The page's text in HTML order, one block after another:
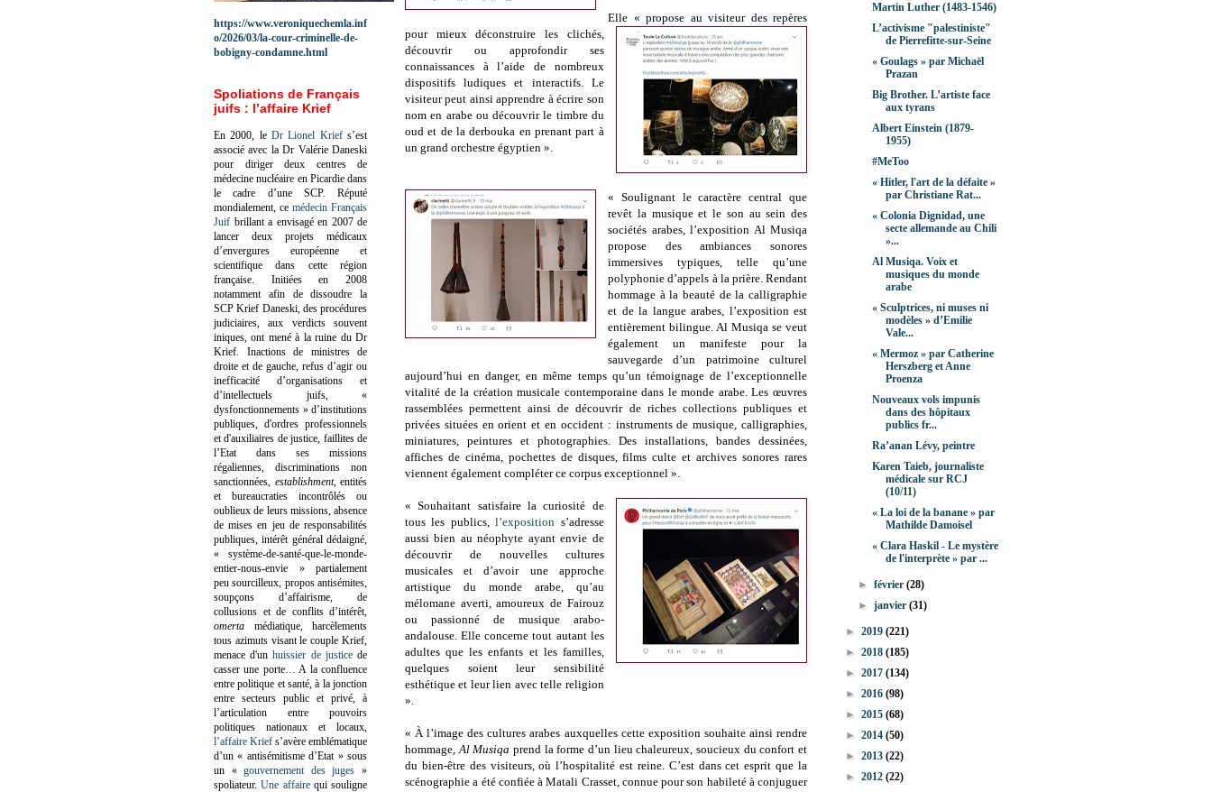
Elle « propose au visiteur des repères
pour mieux déconstruire les clichés,
découvrir ou approfondir ses
connaissances à l’aide de nombreux
dispositifs ludiques et interactifs. Le
visiteur peut ainsi apprendre à écrire son
nom en arabe ou découvrir le timbre du
oud et de la derbouka en prenant part à
un grand orchestre égyptien ».
« Soulignant le caractère central que
revêt la musique et le son au sein des
sociétés arabes, l’exposition Al Musiqa
propose des ambiances sonores
immersives typiques, telle qu’une
polyphonie d’appels à la prière. Rendant
hommage à la beauté de la calligraphie
et de la langue arabes, l’exposition est
entièrement bilingue. Al Musiqa se veut
également un manifeste pour la
sauvegarde d’un patrimoine culturel
aujourd’hui en danger, en même temps qu’un témoignage de l’exceptionnelle
vitalité de la création musicale contemporaine dans le monde arabe. Les œuvres
rassemblées permettent ainsi de découvrir de riches collections publiques et
privées situées en orient et en occident : instruments de musique, calligraphies,
miniatures, peintures et photographies. Des installations, bandes dessinées,
affiches de cinéma, pochettes de disques, films culte et archives sonores rares
viennent également compléter ce corpus exceptionnel ».
« Souhaitant satisfaire la curiosité de
tous les publics,l’exposition s’adresse
aussi bien au néophyte ayant envie de
découvrir de nouvelles cultures
musicales et d’avoir une approche
artistique du monde arabe, qu’au
mélomane averti, amoureux de Fairouz
ou passionné de musique arabo-
andalouse. Elle concerne tout autant les
adultes que les enfants et les familles,
quelques soient leur sensibilité
esthétique et leur lien avec telle religion
».
« À l’image des cultures arabes auxquelles cette exposition souhaite ainsi rendre
hommage,Al Musiqa prend la forme d’un lieu chaleureux, soucieux du confort et
du bien-être des visiteurs, où l’hospitalité est reine. C’est dans cet esprit que la
scénographie a été confiée à Matali Crasset, connue pour son habileté à conjuguer
https://www.veroniquechemla.inf
o/2026/03/la-cour-criminelle-de-
bobigny-condamne.html
Spoliations de Français
juifs : l’affaire Krief
En 2000, le Dr Lionel Kriefs’est
associé avec la Dr Valérie Daneski
pour diriger deux centres de
médecine nucléaire en Picardie dans
le cadre d’une SCP. Réputé
mondialement, ce médecin Français
Juif brillant a envisagé en 2007 de
lancer deux projets médicaux
d’envergures européenne et
scientifique dans cette région
française. Initiées en 2008
notamment afin de dissoudre la
SCP Krief Daneski, des procédures
judiciaires, aux verdicts souvent
iniques, ont mené à la ruine du Dr
Krief. Inactions de ministres de
droite et de gauche, refus d’agir ou
inefficacité d’organisations et
d’intellectuels juifs, «
dysfonctionnements » d’institutions
publiques, d'ordres professionnels
et d'auxiliaires de justice, faillites de
l’Etat dans ses missions
régaliennes, discriminations non
sanctionnées, establishment, entités
et bureaucraties incontrôlés ou
oublieux de leurs missions, absence
de mises en jeu de responsabilités
publiques, intérêt général dédaigné,
« système-de-santé-que-le-monde-
entier-nous-envie » partialement
peu sourcilleux, propos antisémites,
soupçons d’affairisme, de
collusions et de conflits d’intérêt,
omerta médiatique, harcèlements
tous azimuts visant le couple Krief,
menace d'unhuissier de justicede
casser une porte… A la confluence
entre politique et santé, à la jonction
entre secteurs public et privé, à
l’articulation entre pouvoirs
politiques nationaux et locaux,
l’affaire Krief s’avère emblématique
d’un « antisémitisme d’Etat » sous
un «gouvernement des juges »
spoliateur.Une affairequi souligne
Martin Luther (1483-1546)
L’activisme "palestiniste"
de Pierrefitte-sur-Seine
« Goulags » par Michaël
Prazan
Big Brother. L’artiste face
aux tyrans
Albert Einstein (1879-
1955)
#MeToo
« Hitler, l'art de la défaite »
par Christiane Rat...
« Colonia Dignidad, une
secte allemande au Chili
»...
Al Musiqa. Voix et
musiques du monde
arabe
« Sculptrices, ni muses ni
modèles » d’Emilie
Vale...
« Mermoz » par Catherine
Herszberg et Anne
Proenza
Nouveaux vols impunis
dans des hôpitaux
publics fr...
Ra’anan Lévy, peintre
Karen Taieb, journaliste
médicale sur RCJ
(10/11)
« La loi de la banane » par
Mathilde Damoisel
« Clara Haskil - Le mystère
de l'interprète » par ...
►février(28)
►janvier(31)
► 2019 (221)
► 2018 (185)
► 2017 (134)
► 2016 (98)
► 2015 (68)
► 2014 (50)
► 2013 (22)
► 2012 (22)